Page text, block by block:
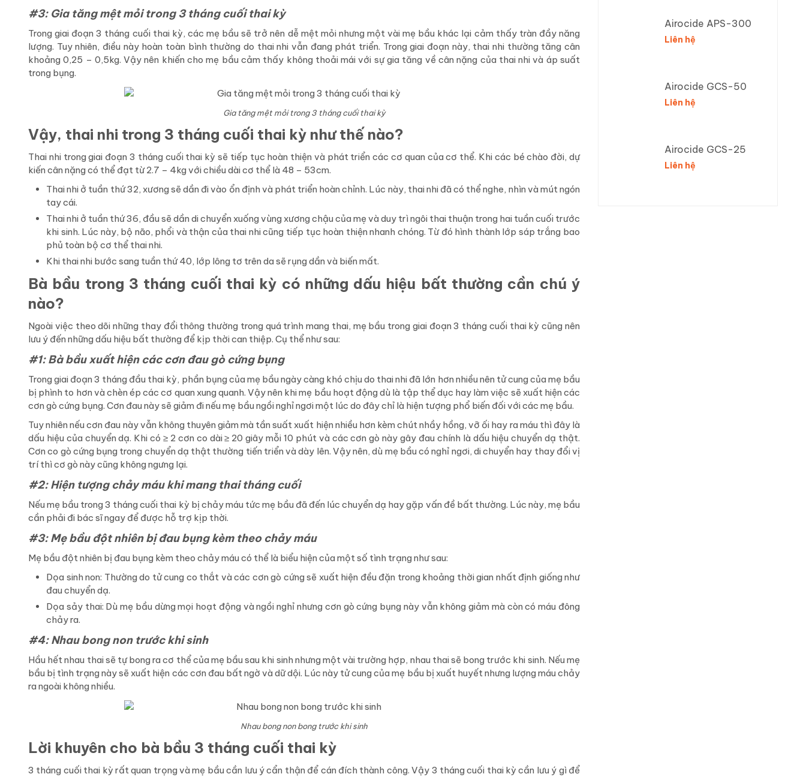
#3: Gia tăng mệt mỏi trong 3 tháng cuối thai kỳ
Trong giai đoạn 3 tháng cuối thai kỳ, các mẹ bầu sẽ trở nên dễ mệt mỏi nhưng một vài mẹ bầu khác lại cảm thấy tràn đầy năng
lượng. Tuy nhiên, điều này hoàn toàn bình thường do thai nhi vẫn đang phát triển. Trong giai đoạn này, thai nhi thường tăng cân
khoảng 0,25 – 0,5kg. Vậy nên khiến cho mẹ bầu cảm thấy không thoải mái với sự gia tăng về cân nặng của thai nhi và áp suất
trong bụng.
Gia tăng mệt mỏi trong 3 tháng cuối thai kỳ
Vậy, thai nhi trong 3 tháng cuối thai kỳ như thế nào?
Thai nhi trong giai đoạn 3 tháng cuối thai kỳ sẽ tiếp tục hoàn thiện và phát triển các cơ quan của cơ thể. Khi các bé chào đời, dự
kiến cân nặng có thể đạt từ 2.7 – 4kg với chiều dài cơ thể là 48 – 53cm.
Thai nhi ở tuần thứ 32, xương sẽ dần đi vào ổn định và phát triển hoàn chỉnh. Lúc này, thai nhi đã có thể nghe, nhìn và mút ngón
tay cái.
Thai nhi ở tuần thứ 36, đầu sẽ dần di chuyển xuống vùng xương chậu của mẹ và duy trì ngôi thai thuận trong hai tuần cuối trước
khi sinh. Lúc này, bộ não, phổi và thận của thai nhi cũng tiếp tục hoàn thiện nhanh chóng. Từ đó hình thành lớp sáp trắng bao
phủ toàn bộ cơ thể thai nhi.
Khi thai nhi bước sang tuần thứ 40, lớp lông tơ trên da sẽ rụng dần và biến mất.
Bà bầu trong 3 tháng cuối thai kỳ có những dấu hiệu bất thường cần chú ý
nào?
Ngoài việc theo dõi những thay đổi thông thường trong quá trình mang thai, mẹ bầu trong giai đoạn 3 tháng cuối thai kỳ cũng nên
lưu ý đến những dấu hiệu bất thường để kịp thời can thiệp. Cụ thể như sau:
#1: Bà bầu xuất hiện các cơn đau gò cứng bụng
Trong giai đoạn 3 tháng đầu thai kỳ, phần bụng của mẹ bầu ngày càng khó chịu do thai nhi đã lớn hơn nhiều nên tử cung của mẹ bầu
bị phình to hơn và chèn ép các cơ quan xung quanh. Vậy nên khi mẹ bầu hoạt động dù là tập thể dục hay làm việc sẽ xuất hiện các
cơn gò cứng bụng. Cơn đau này sẽ giảm đi nếu mẹ bầu ngồi nghỉ ngơi một lúc do đây chỉ là hiện tượng phổ biến đối với các mẹ bầu.
Tuy nhiên nếu cơn đau này vẫn không thuyên giảm mà tần suất xuất hiện nhiều hơn kèm chút nhầy hồng, vỡ ối hay ra máu thì đây là
dấu hiệu của chuyển dạ. Khi có ≥ 2 cơn co dài ≥ 20 giây mỗi 10 phút và các cơn gò này gây đau chính là dấu hiệu chuyển dạ thật.
Cơn co gò cứng bụng trong chuyển dạ thật thường tiến triển và dày lên. Vậy nên, dù mẹ bầu có nghỉ ngơi, di chuyển hay thay đổi vị
trí thì cơ gò này cũng không ngưng lại.
#2: Hiện tượng chảy máu khi mang thai tháng cuối
Nếu mẹ bầu trong 3 tháng cuối thai kỳ bị chảy máu tức mẹ bầu đã đến lúc chuyển dạ hay gặp vấn đề bất thường. Lúc này, mẹ bầu
cần phải đi bác sĩ ngay để được hỗ trợ kịp thời.
#3: Mẹ bầu đột nhiên bị đau bụng kèm theo chảy máu
Mẹ bầu đột nhiên bị đau bụng kèm theo chảy máu có thể là biểu hiện của một số tình trạng như sau:
Dọa sinh non: Thường do tử cung co thắt và các cơn gò cứng sẽ xuất hiện đều đặn trong khoảng thời gian nhất định giống như
đau chuyển dạ.
Dọa sảy thai: Dù mẹ bầu dừng mọi hoạt động và ngồi nghỉ nhưng cơn gò cứng bụng này vẫn không giảm mà còn có máu đông
chảy ra.
#4: Nhau bong non trước khi sinh
Hầu hết nhau thai sẽ tự bong ra cơ thể của mẹ bầu sau khi sinh nhưng một vài trường hợp, nhau thai sẽ bong trước khi sinh. Nếu mẹ
bầu bị tình trạng này sẽ xuất hiện các cơn đau bất ngờ và dữ dội. Lúc này tử cung của mẹ bầu bị xuất huyết nhưng lượng máu chảy
ra ngoài không nhiều.
Nhau bong non bong trước khi sinh
Lời khuyên cho bà bầu 3 tháng cuối thai kỳ
3 tháng cuối thai kỳ rất quan trọng và mẹ bầu cần lưu ý cẩn thận để cán đích thành công. Vậy 3 tháng cuối thai kỳ cần lưu ý gì để
Airocide APS-300
Liên hệ
Airocide GCS-50
Liên hệ
Airocide GCS-25
Liên hệ